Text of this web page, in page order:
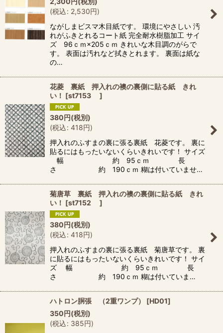
(税込: 2,530円)
ながしまビスマ木目紙です。 環境にやさしい 汚
れがふきとれるコート紙 完全耐水樹脂加工 サイ
ズ 96ｃｍ×205ｃｍ きれいな木目調のがらで
す。 表面は汚れなど拭きとれます。 裏面は紙な
の…
花菱 裏紙 押入れの襖の裏側に貼る紙 きれ
い！ [st7153 ]
380円(税別)
(税込: 418円)
押入れのふすまの裏に張る裏紙 花菱です。 裏に
貼るにはもったいないくらいきれいです！ サイズ
幅 約 95ｃｍ 長
さ 約 190ｃｍ 糊は付いていませ…
菊唐草 裏紙 押入れの襖の裏側に貼る紙 きれ
い！ [st7152 ]
380円(税別)
(税込: 418円)
押入れのふすまの裏に張る裏紙 菊唐草です。 裏
に貼るにはもったいないくらいきれいです！ サイ
ズ 幅 約 95ｃｍ 長
さ 約 190ｃｍ 糊は付いていま…
ハトロン胴張 （2重ワンプ） [HD01]
350円(税別)
(税込: 385円)